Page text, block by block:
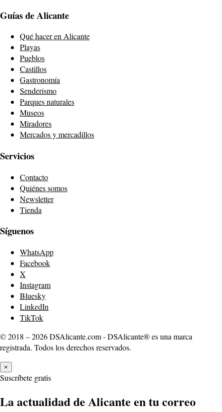
Guías de Alicante
Qué hacer en Alicante
Playas
Pueblos
Castillos
Gastronomía
Senderismo
Parques naturales
Museos
Miradores
Mercados y mercadillos
Servicios
Contacto
Quiénes somos
Newsletter
Tienda
Síguenos
WhatsApp
Facebook
X
Instagram
Bluesky
LinkedIn
TikTok
© 2018 – 2026 DSAlicante.com - DSAlicante® es una marca
registrada. Todos los derechos reservados.
×
Suscríbete gratis
La actualidad de Alicante en tu correo